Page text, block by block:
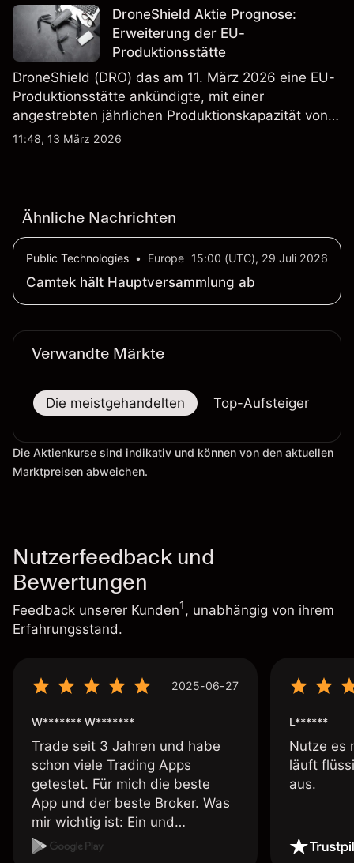
verlässlicher Indikator für zukünftige Ergebnisse.
DroneShield Aktie Prognose:
Erweiterung der EU-
Produktionsstätte
DroneShield (DRO) das am 11. März 2026 eine EU-
Produktionsstätte ankündigte, mit einer
angestrebten jährlichen Produktionskapazität von
etwa 2,4 Mrd. AUD bis Ende 2026. Die
11:48, 13 März 2026
Ähnliche Nachrichten
Public Technologies • Europe 15:00 (UTC), 29 Juli 2026
Camtek hält Hauptversammlung ab
Verwandte Märkte
Die meistgehandelten Top-Aufsteiger
Die Aktienkurse sind indikativ und können von den aktuellen
Marktpreisen abweichen.
Nutzerfeedback und
Bewertungen
Feedback unserer Kunden1, unabhängig von ihrem
Erfahrungsstand.
2025-06-27
W******* W*******
Trade seit 3 Jahren und habe
schon viele Trading Apps
getestet. Für mich die beste
App und der beste Broker. Was
mir wichtig ist: Ein und
Auszahlungen per Kreditkarte
L******
Nutze es
läuft
aus.